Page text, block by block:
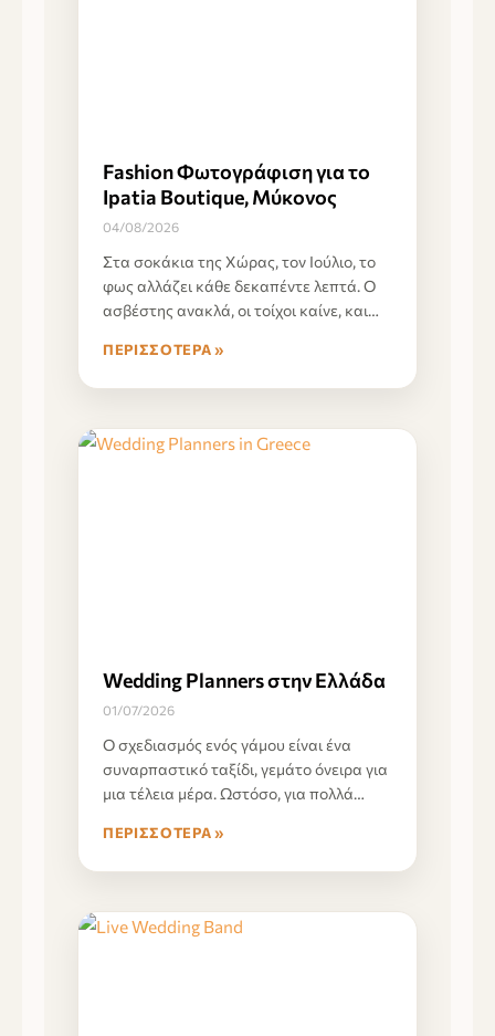
Fashion Φωτογράφιση για το
Ipatia Boutique, Μύκονος
04/08/2026
Στα σοκάκια της Χώρας, τον Ιούλιο, το
φως αλλάζει κάθε δεκαπέντε λεπτά. Ο
ασβέστης ανακλά, οι τοίχοι καίνε, και
ΠΕΡΙΣΣΌΤΕΡΑ »
Wedding Planners στην Ελλάδα
01/07/2026
Ο σχεδιασμός ενός γάμου είναι ένα
συναρπαστικό ταξίδι, γεμάτο όνειρα για
μια τέλεια μέρα. Ωστόσο, για πολλά
ΠΕΡΙΣΣΌΤΕΡΑ »